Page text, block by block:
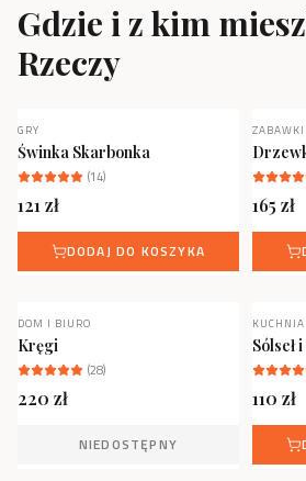
Gdzie i z kim
Rzeczy
GRY
Świnka Skarbonka
(14)
121 zł
DODAJ DO KOSZYKA
ZABAWKI
165 zł
NIEDOSTĘPNY
DOM I BIURO
Kręgi
(28)
220 zł
NIEDOSTĘPNY
KUCHNIA
Sólseł
110 zł